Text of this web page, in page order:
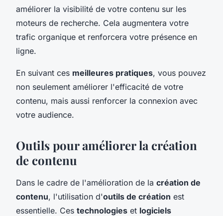
améliorer la visibilité de votre contenu sur les
moteurs de recherche. Cela augmentera votre
trafic organique et renforcera votre présence en
ligne.
En suivant ces meilleures pratiques, vous pouvez
non seulement améliorer l'efficacité de votre
contenu, mais aussi renforcer la connexion avec
votre audience.
Outils pour améliorer la création
de contenu
Dans le cadre de l'amélioration de la création de
contenu, l'utilisation d'outils de création est
essentielle. Ces technologies et logiciels